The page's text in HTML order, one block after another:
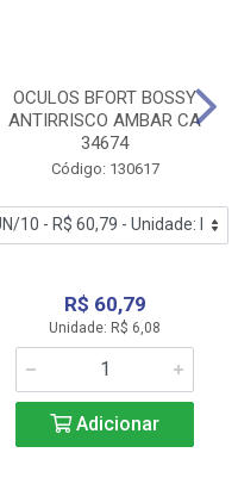
OCULOS BFORT BOSSY
ANTIRRISCO AMBAR CA
34674
Código: 130617
R$ 60,79
Unidade: R$ 6,08
Adicionar